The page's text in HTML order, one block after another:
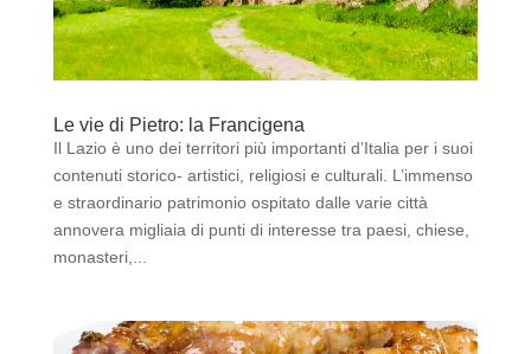
Le vie di Pietro: la Francigena
Il Lazio è uno dei territori più importanti d’Italia per i suoi
contenuti storico- artistici, religiosi e culturali. L’immenso
e straordinario patrimonio ospitato dalle varie città
annovera migliaia di punti di interesse tra paesi, chiese,
monasteri,...